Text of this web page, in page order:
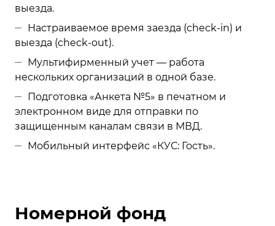
выезда.
Настраиваемое время заезда (check-in) и
выезда (check-out).
Мультифирменный учет — работа
нескольких организаций в одной базе.
Подготовка «Анкета №5» в печатном и
электронном виде для отправки по
защищенным каналам связи в МВД.
Мобильный интерфейс «КУС: Гость».
Номерной фонд